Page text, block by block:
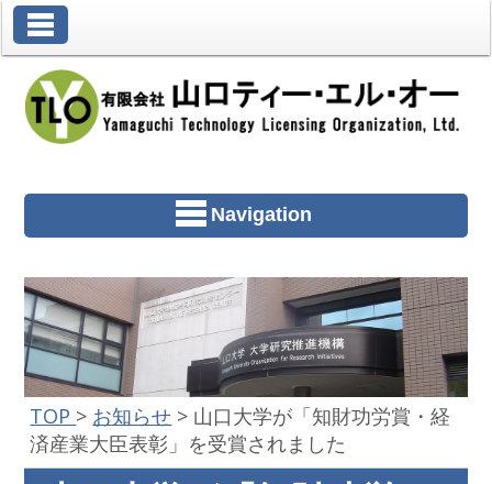
Navigation
TOP > お知らせ > 山口大学が「知財功労賞・経
済産業大臣表彰」を受賞されました